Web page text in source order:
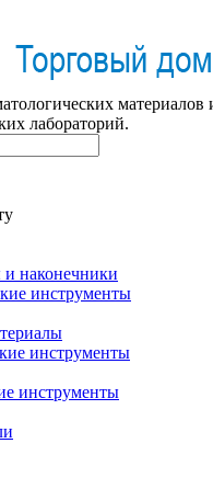
материалов
лабораторий.
наконечники
инструменты
инструменты
инструменты